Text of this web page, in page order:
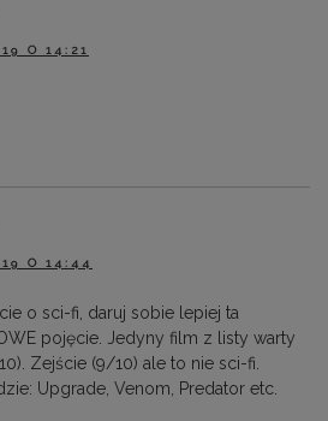
O 14:21
O 14:44
o sci-fi, daruj sobie lepiej ta
pojęcie. Jedyny film z listy warty
Zejście (9/10) ale to nie sci-fi.
Upgrade, Venom, Predator etc.